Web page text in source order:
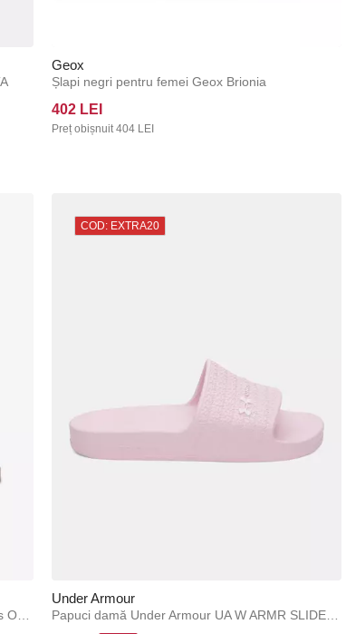
Geox
Șlapi negri pentru femei Geox Brionia
402 LEI
Preț obișnuit 404 LEI
COD: EXTRA20
Under Armour
Papuci damă Under Armour UA W ARMR SLIDE LITE